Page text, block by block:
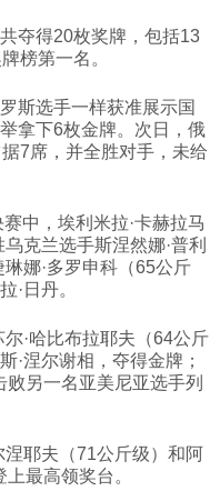
夺得20枚奖牌，包括13
榜第一名。
斯选手一样获准展示国
拿下6枚金牌。次日，俄
7席，并全胜对手，未给
中，埃利米拉·卡赫拉马
克兰选手斯涅然娜·普利
娜·多罗申科（65公斤
·日丹。
·哈比布拉耶夫（64公斤
·涅尔谢相，夺得金牌；
另一名亚美尼亚选手列
涅耶夫（71公斤级）和阿
最高领奖台。